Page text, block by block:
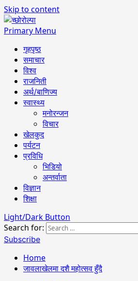
Skip to content
Primary Menu
गृहपृष्ठ
समाचार
विश्व
राजनिती
अर्थ/बाणिज्य
स्वास्थ्य
मनोरन्जन
विचार
खेलकुद
पर्यटन
प्रविधि
भिडियो
अन्तर्वाता
विज्ञान
शिक्षा
Light/Dark Button
Search for:
Subscribe
Home
जावलाखेलमा दशै महोत्सव हुँदै